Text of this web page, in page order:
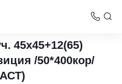
45х45+12(65)
/50*400кор/